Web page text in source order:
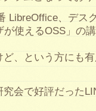
LibreOffice、デス
が使えるOSS」の
、という方にも
究会で好評だった